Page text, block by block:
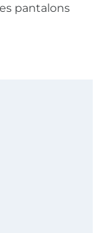
pantalons